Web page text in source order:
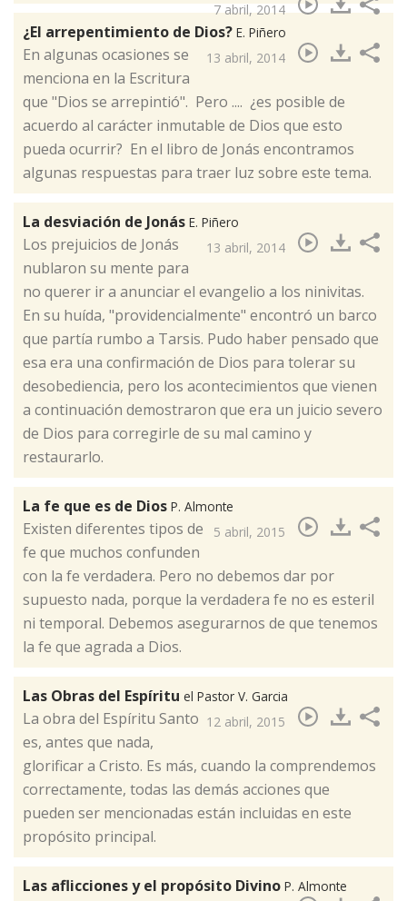
7 abril, 2014
¿El arrepentimiento de Dios? E. Piñero
13 abril, 2014
​En algunas ocasiones se
menciona en la Escritura
que "Dios se arrepintió". Pero .... ¿es posible de
acuerdo al carácter inmutable de Dios que esto
pueda ocurrir? En el libro de Jonás encontramos
algunas respuestas para traer luz sobre este tema.
La desviación de Jonás E. Piñero
13 abril, 2014
Los prejuicios de Jonás
nublaron su mente para
no querer ir a anunciar el evangelio a los ninivitas.
En su huída, "providencialmente" encontró un barco
que partía rumbo a Tarsis. Pudo haber pensado que
esa era una confirmación de Dios para tolerar su
desobediencia, pero los acontecimientos que vienen
a continuación demostraron que era un juicio severo
de Dios para corregirle de su mal camino y
restaurarlo.
La fe que es de Dios P. Almonte
5 abril, 2015
​Existen diferentes tipos de
fe que muchos confunden
con la fe verdadera. Pero no debemos dar por
supuesto nada, porque la verdadera fe no es esteril
ni temporal. Debemos asegurarnos de que tenemos
la fe que agrada a Dios.
Las Obras del Espíritu el Pastor V. Garcia
12 abril, 2015
​La obra del Espíritu Santo
es, antes que nada,
glorificar a Cristo. Es más, cuando la comprendemos
correctamente, todas las demás acciones que
pueden ser mencionadas están incluidas en este
propósito principal.
Las aflicciones y el propósito Divino P. Almonte